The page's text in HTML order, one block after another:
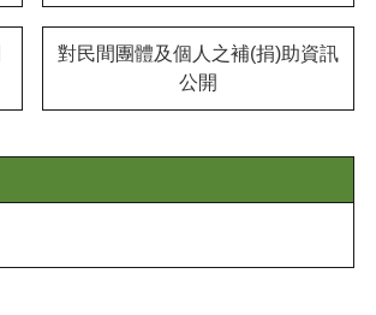
對民間團體及個人之補(捐)助資訊
公開